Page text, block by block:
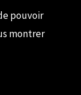
pouvoir
montrer